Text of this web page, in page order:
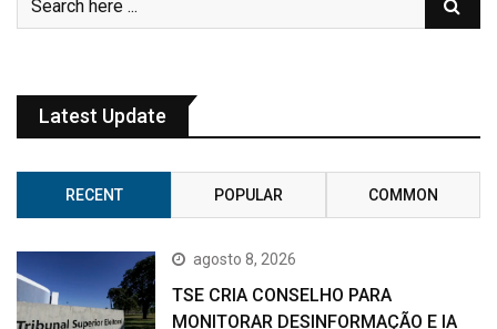
Latest Update
RECENT POPULAR COMMON
agosto 8, 2026
TSE CRIA CONSELHO PARA
MONITORAR DESINFORMAÇÃO E IA